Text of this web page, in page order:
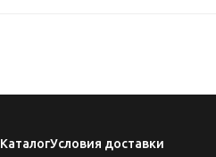
КаталогУсловия доставки